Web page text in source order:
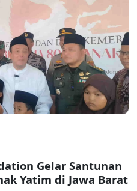
Gelar Santunan
Yatim di Jawa Barat